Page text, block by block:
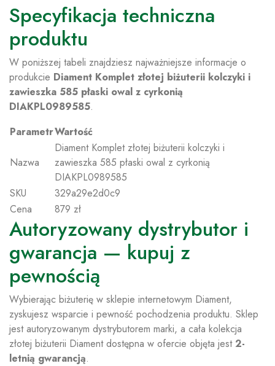
Specyfikacja techniczna
produktu
W poniższej tabeli znajdziesz najważniejsze informacje o
produkcie Diament Komplet złotej biżuterii kolczyki i
zawieszka 585 płaski owal z cyrkonią
DIAKPL0989585.
ParametrWartość
Nazwa
Diament Komplet złotej biżuterii kolczyki i
zawieszka 585 płaski owal z cyrkonią
DIAKPL0989585
SKU
329a29e2d0c9
Cena
879 zł
Autoryzowany dystrybutor i
gwarancja — kupuj z
pewnością
Wybierając biżuterię w sklepie internetowym Diament,
zyskujesz wsparcie i pewność pochodzenia produktu. Sklep
jest autoryzowanym dystrybutorem marki, a cała kolekcja
złotej biżuterii Diament dostępna w ofercie objęta jest 2-
letnią gwarancją.